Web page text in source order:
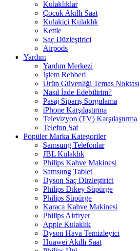
Kulaklıklar
Çocuk Akıllı Saat
Kulakiçi Kulaklık
Kettle
Saç Düzleştirici
Airpods
Yardım
Yardım Merkezi
İşlem Rehberi
Ürün Güvenliği Temas Noktası
Nasıl İade Edebilirim?
Pasaj Sipariş Sorgulama
iPhone Karşılaştırma
Televizyon (TV) Karşılaştırma
Telefon Sat
Popüler Marka Kategoriler
Samsung Telefonlar
JBL Kulaklık
Philips Kahve Makinesi
Samsung Tablet
Dyson Saç Düzleştirici
Philips Dikey Süpürge
Philips Süpürge
Karaca Kahve Makinesi
Philips Airfryer
Apple Kulaklık
Dyson Hava Temizleyici
Huawei Akıllı Saat